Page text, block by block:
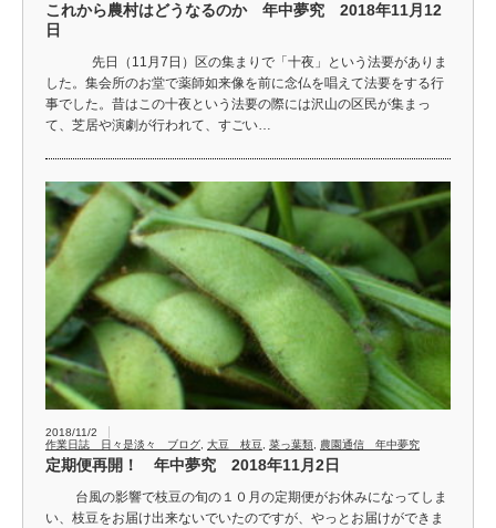
これから農村はどうなるのか 年中夢究 2018年11月12
日
先日（11月7日）区の集まりで「十夜」という法要がありま
した。集会所のお堂で薬師如来像を前に念仏を唱えて法要をする行
事でした。昔はこの十夜という法要の際には沢山の区民が集まっ
て、芝居や演劇が行われて、すごい…
2018/11/2
作業日誌 日々是淡々 ブログ 大豆 枝豆 菜っ葉類 農園通信 年中夢究
定期便再開！ 年中夢究 2018年11月2日
台風の影響で枝豆の旬の１０月の定期便がお休みになってしま
い、枝豆をお届け出来ないでいたのですが、やっとお届けができま